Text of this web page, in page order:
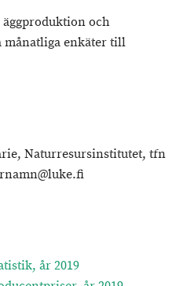
och
månatliga enkäter till
Naturresursinstitutet, tfn
år 2019